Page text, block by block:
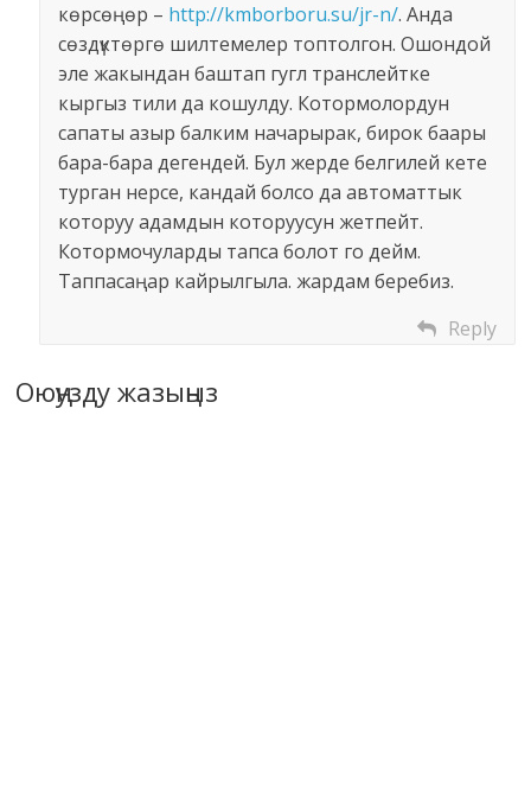
көрсөңөр – http://kmborboru.su/jr-n/. Анда
сөздүктөргө шилтемелер топтолгон. Ошондой
эле жакындан баштап гугл транслейтке
кыргыз тили да кошулду. Котормолордун
сапаты азыр балким начарырак, бирок баары
бара-бара дегендей. Бул жерде белгилей кете
турган нерсе, кандай болсо да автоматтык
которуу адамдын которуусун жетпейт.
Котормочуларды тапса болот го дейм.
Таппасаңар кайрылгыла. жардам беребиз.
Reply
Оюңузду жазыңыз